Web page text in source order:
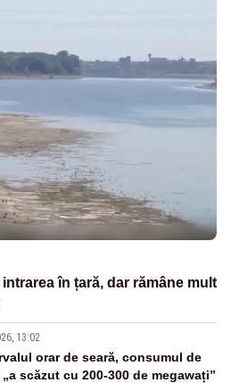
în țară, dar rămâne mult
13:02
orar de seară, consumul de
scăzut cu 200-300 de megawați”